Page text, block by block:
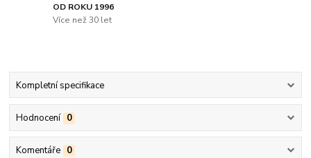
OD ROKU 1996
Více než 30 let
Kompletní specifikace
Hodnocení 0
Komentáře 0